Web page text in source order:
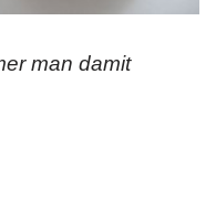
man damit